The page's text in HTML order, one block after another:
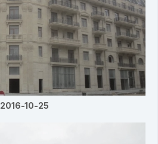
2016-10-25